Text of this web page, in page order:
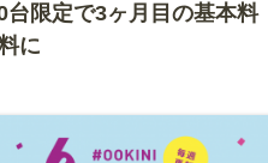
台限定で3ヶ月目の基本料
に